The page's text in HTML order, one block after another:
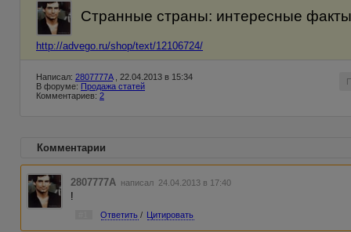
Странные страны: интересные факты
http://advego.ru/shop/text/12106724/
Написал: 2807777A, 22.04.2013 в 15:34
В форуме: Продажа статей
Комментариев: 2
Комментарии
2807777A написал 24.04.2013 в 17:40
!
Ответить / Цитировать